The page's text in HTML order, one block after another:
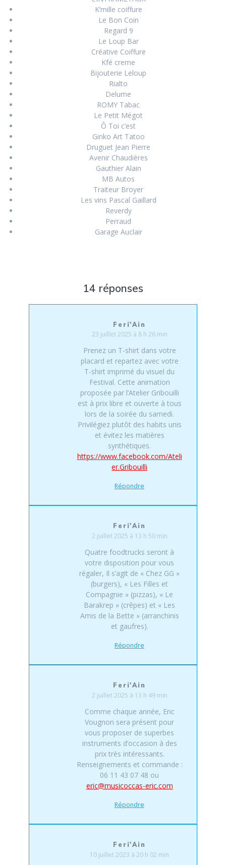
K’mille coiffure
Le Bon Coin
Regard 9
Le Loup Bar
Créative Coiffure
Kfé creme
Bijouterie Leloup
Rialto
Delume
ROMY Tabac
Le Petit Mégot
Ô Toi c’est
Ginko Art Tatoo
Druguet Jean Pierre
Avenir Chaudières
Gauthier Alain
MB Autos
Traiteur Broyer
Les vins Pascal Gaillard
Reverdy
Perraud
Garage Auclair
14 réponses
Feri'Ain
23 juillet 2025 à 8 h 26 min
Prenez un T-shirt dans votre
placard et repartez avec votre
T-shirt imprimé du visuel du
Festival. Cette animation
proposée par l’Atelier Gribouilli
est à prix libre et ouverte à tous
lors de la soirée du samedi.
Privilégiez plutôt des habits unis
et évitez les matières
synthétiques.
https://www.facebook.com/Ateli
er.Gribouilli
Répondre
Feri'Ain
2 juillet 2025 à 13 h 50 min
Quatre foodtrucks seront à
votre disposition pour vous
régaler, Il s’agit de « Chez GG »
(burgers), « Les Filles et
Compagnie » (pizzas), « Le
Barakrep » (crêpes) et « Les
Amis de la Bette » (arranchinis
et gaufres).
Répondre
Feri'Ain
2 juillet 2025 à 13 h 49 min
Comme chaque année, Eric
Vougnon sera présent pour
vous proposer de superbes
instruments d’occasion à des
prix très intéressants.
Renseignements et commande :
06 11 43 07 48 ou
eric@musicoccas-eric.com
Répondre
Feri'Ain
10 juillet 2023 à 20 h 02 min